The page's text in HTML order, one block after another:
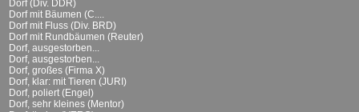
Dorf (Div. DDR)
Dorf mit Bäumen (C....
Dorf mit Fluss (Div. BRD)
Dorf mit Rundbäumen (Reuter)
Dorf, ausgestorben...
Dorf, ausgestorben...
Dorf, großes (Firma X)
Dorf, klar: mit Tieren (JURI)
Dorf, poliert (Engel)
Dorf, sehr kleines (Mentor)